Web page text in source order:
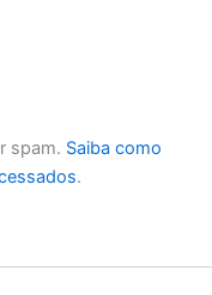
spam. Saiba como
.